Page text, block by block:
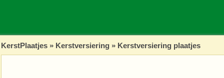
KerstPlaatjes » Kerstversiering » Kerstversiering plaatjes